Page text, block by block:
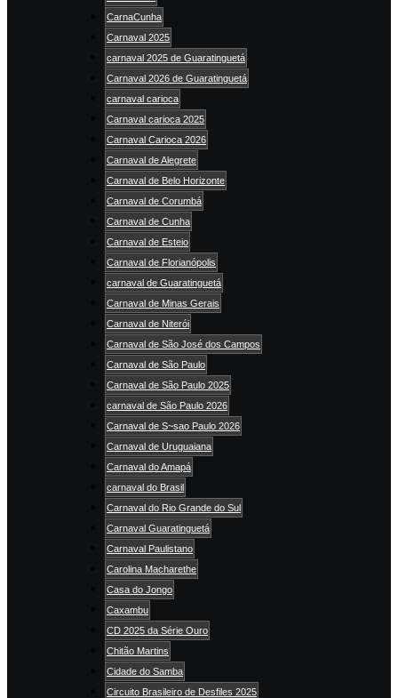
CarnaCunha
Carnaval 2025
carnaval 2025 de Guaratinguetá
Carnaval 2026 de Guaratinguetá
carnaval carioca
Carnaval carioca 2025
Carnaval Carioca 2026
Carnaval de Alegrete
Carnaval de Belo Horizonte
Carnaval de Corumbá
Carnaval de Cunha
Carnaval de Esteio
Carnaval de Florianópolis
carnaval de Guaratinguetá
Carnaval de Minas Gerais
Carnaval de Niterói
Carnaval de São José dos Campos
Carnaval de São Paulo
Carnaval de São Paulo 2025
carnaval de São Paulo 2026
Carnaval de S~sao Paulo 2026
Carnaval de Uruguaiana
Carnaval do Amapá
carnaval do Brasil
Carnaval do Rio Grande do Sul
Carnaval Guaratinguetá
Carnaval Paulistano
Carolina Macharethe
Casa do Jongo
Caxambu
CD 2025 da Série Ouro
Chitão Martins
Cidade do Samba
Circuito Brasileiro de Desfiles 2025